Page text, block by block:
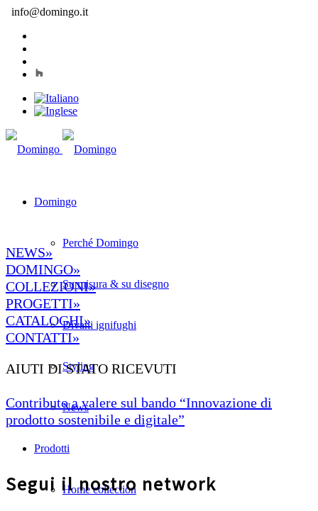
info@domingo.it
Domingo
Perché Domingo
Su misura & su disegno
Divani ignifughi
Styling
News
Prodotti
Home collection
NEWS»
DOMINGO»
COLLEZIONI»
PROGETTI»
CATALOGHI»
CONTATTI»
AIUTI DI STATO RICEVUTI
Contributo a valere sul bando “Innovazione di
prodotto sostenibile e digitale”
Segui il nostro network